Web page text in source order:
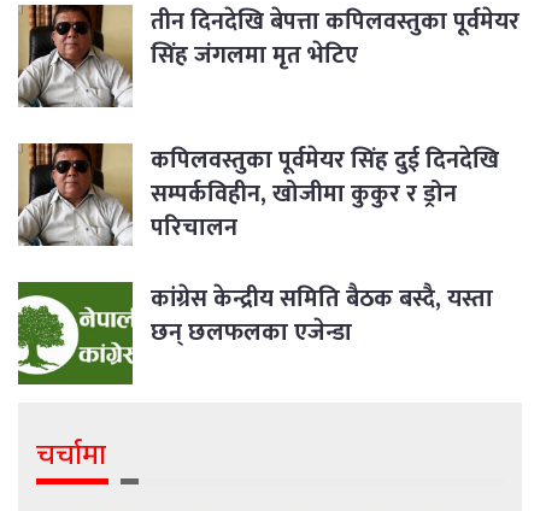
तीन दिनदेखि बेपत्ता कपिलवस्तुका पूर्वमेयर
सिंह जंगलमा मृत भेटिए
कपिलवस्तुका पूर्वमेयर सिंह दुई दिनदेखि
सम्पर्कविहीन, खोजीमा कुकुर र ड्रोन
परिचालन
कांग्रेस केन्द्रीय समिति बैठक बस्दै, यस्ता
छन् छलफलका एजेन्डा
चर्चामा